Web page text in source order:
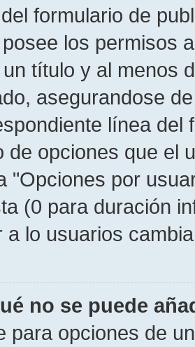
formulario de
los permisos
título y al menos
asegurandose
línea del
de opciones que el
"Opciones por
(0 para duración
a lo usuarios
no se puede
para opciones de